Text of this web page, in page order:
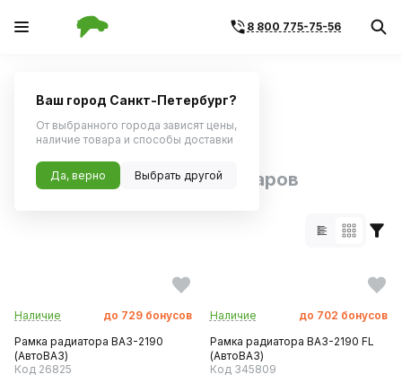
8 800 775-75-56
Поиск по артикулу Поиск по VIN
Бренд АвтоВАЗ:7678 товаров
Наличие до 729 бонусов
Рамка радиатора ВАЗ-2190
(АвтоВАЗ)
Код 26825
Наличие до 702 бонусов
Рамка радиатора ВАЗ-2190 FL
(АвтоВАЗ)
Код 345809
Ваш город Санкт-Петербург?
От выбранного города зависят цены,
наличие товара и способы доставки
Да, верно Выбрать другой